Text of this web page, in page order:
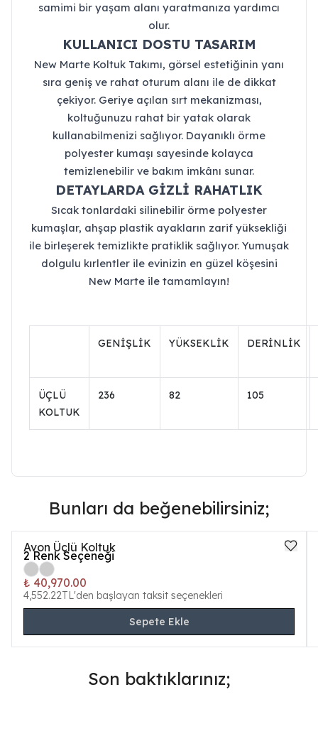
samimi bir yaşam alanı yaratmanıza yardımcı
olur.
KULLANICI DOSTU TASARIM
New Marte Koltuk Takımı, görsel estetiğinin yanı
sıra geniş ve rahat oturum alanı ile de dikkat
çekiyor. Geriye açılan sırt mekanizması,
koltuğunuzu rahat bir yatak olarak
kullanabilmenizi sağlıyor. Dayanıklı örme
polyester kumaşı sayesinde kolayca
temizlenebilir ve bakım imkânı sunar.
DETAYLARDA GİZLİ RAHATLIK
Sıcak tonlardaki silinebilir örme polyester
kumaşlar, ahşap plastik ayakların zarif yüksekliği
ile birleşerek temizlikte pratiklik sağlıyor. Yumuşak
dolgulu kırlentler ile evinizin en güzel köşesini
New Marte ile tamamlayın!
GENİŞLİK YÜKSEKLİK DERİNLİK
ÜÇLÜ
KOLTUK
236 82 105
Bunları da beğenebilirsiniz;
Avon Üçlü Koltuk
2 Renk Seçeneği
₺ 40,970.00
4,552.22TL'den başlayan taksit seçenekleri
Sepete Ekle
Son baktıklarınız;